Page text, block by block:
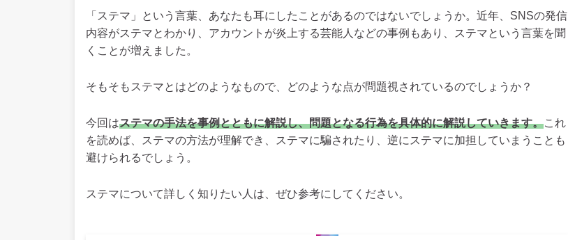
「ステマ」という言葉、あなたも耳にしたことがあるのではないでしょうか。近年、SNSの発信
内容がステマとわかり、アカウントが炎上する芸能人などの事例もあり、ステマという言葉を聞
くことが増えました。
そもそもステマとはどのようなもので、どのような点が問題視されているのでしょうか？
今回はステマの手法を事例とともに解説し、問題となる行為を具体的に解説していきます。これ
を読めば、ステマの方法が理解でき、ステマに騙されたり、逆にステマに加担していまうことも
避けられるでしょう。
ステマについて詳しく知りたい人は、ぜひ参考にしてください。